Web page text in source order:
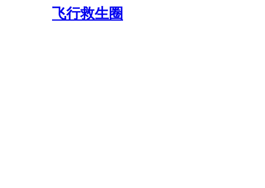
飞行救生圈